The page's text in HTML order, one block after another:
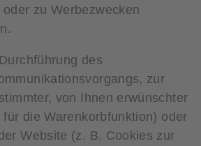
zu Werbezwecken
des
zur
von Ihnen erwünschter
die Warenkorbfunktion) oder
Website (z. B. Cookies zur